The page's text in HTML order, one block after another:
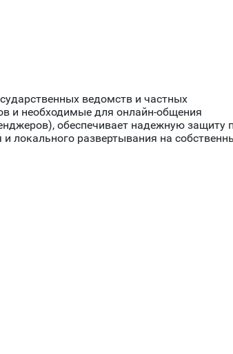
ведомств и частных
и необходимые для онлайн-общения
обеспечивает надежную защиту
развертывания на